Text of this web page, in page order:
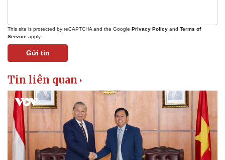
This site is protected by reCAPTCHA and the Google Privacy Policy and Terms of
Service apply.
Gửi tin
Tin liên quan